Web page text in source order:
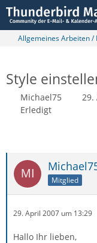
Allgemeines Arbeiten /
Style
Michael75 29.
Erledigt
Mitglied
29. April 2007 um 13:29
Hallo Ihr lieben,